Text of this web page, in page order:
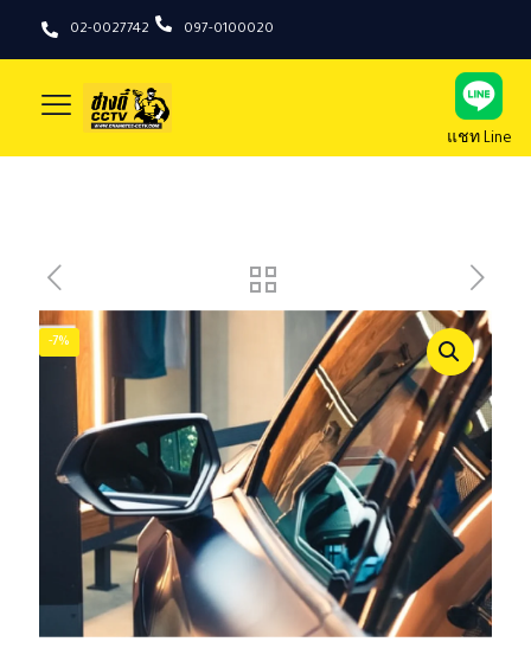
02-0027742 097-0100020
แชท Line
-7%